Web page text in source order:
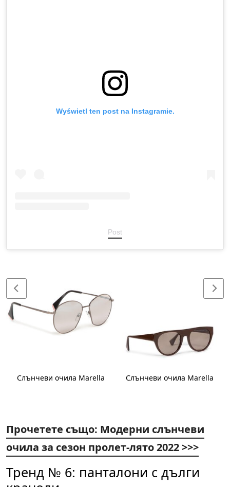
Wyświetl ten post na Instagramie.
Post
Слънчеви очила Marella Слънчеви очила Marella
Прочетете също: Модерни слънчеви
очила за сезон пролет-лято 2022 >>>
Тренд № 6: панталони с дълги